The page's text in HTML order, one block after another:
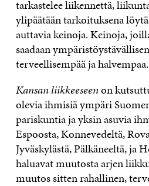
tarkastelee liikennettä,
ylipäätään tarkoituksena
auttavia keinoja. Keinoja,
saadaan
terveellisempää ja halvempaa.
Kansan liikkeeseenon
olevia ihmisiä ympäri
pariskuntia ja yksin asuvia
Espoosta, Konnevedeltä,
Jyväskylästä, Pälkäneeltä, ja
haluavat muutosta arjen
muutos sitten rahallinen,